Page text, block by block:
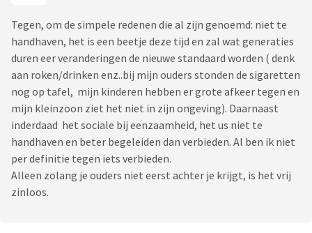
Tegen, om de simpele redenen die al zijn genoemd: niet te
handhaven, het is een beetje deze tijd en zal wat generaties
duren eer veranderingen de nieuwe standaard worden ( denk
aan roken/drinken enz..bij mijn ouders stonden de sigaretten
nog op tafel, mijn kinderen hebben er grote afkeer tegen en
mijn kleinzoon ziet het niet in zijn ongeving). Daarnaast
inderdaad het sociale bij eenzaamheid, het us niet te
handhaven en beter begeleiden dan verbieden. Al ben ik niet
per definitie tegen iets verbieden.
Alleen zolang je ouders niet eerst achter je krijgt, is het vrij
zinloos.